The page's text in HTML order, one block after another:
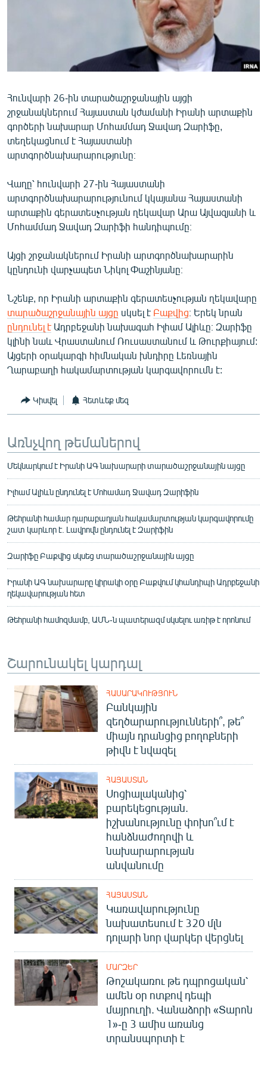
ՄԵԿՆԱԲԱՆՈՒԹՅՈՒՆ
ՏՏ ԵՒ ԻՆՏԵՐՆԵՏ
ԿՈՐՈՆԱՎԻՐՈՒՍ
ԱՐԽԻՎ
ՏԵՍԱՆՅՈՒԹԵՐ
ԲԱՆԱՎԵՃ
ՁԳՏԵԼՈՎ ԼԱՎԱԳՈՒՅՆԻՆ
ՓՈԴՔԱՍԹ
Հայերեն
English
Русский
ՀԵՏԵՎԵՔ ՄԵԶ
«Ազատության» բոլոր կայքերը
Հունվարի 26-ին տարածաշրջանային այցի
շրջանակներում Հայաստան կժամանի Իրանի արտաքին
գործերի նախարար Մոհամմադ Ջավադ Զարիֆը,
տեղեկացնում է Հայաստանի
արտգործնախարարությունը։
Վաղը՝ հունվարի 27-ին Հայաստանի
արտգործնախարարությունում կկայանա Հայաստանի
արտաքին գերատեսչության ղեկավար Արա Այվազյանի և
Մոհամմադ Ջավադ Զարիֆի հանդիպումը։
Այցի շրջանակներում Իրանի արտգործնախարարին
կընդունի վարչապետ Նիկոլ Փաշինյանը։
Նշենք, որ Իրանի արտաքին գերատեսչության ղեկավարը
տարածաշրջանային այցը սկսել է Բաքվից։ Երեկ նրան
ընդունել էԱդրբեջանի նախագահ Իլհամ Ալիևը։ Զարիֆը
կլինի նաև Վրաստանում Ռուսաստանում և Թուրքիայում:
Այցերի օրակարգի հիմնական խնդիրը Լեռնային
Ղարաբաղի հակամարտության կարգավորումն է:
Կիսվել Հետևեք մեզ
Առնչվող թեմաներով
Մեկնարկում է Իրանի ԱԳ նախարարի տարածաշրջանային այցը
Իլհամ Ալիևն ընդունել է Մոհամադ Ջավադ Զարիֆին
Թեհրանի համար ղարաբաղյան հակամարտության կարգավորումը
շատ կարևոր է. Լավրովն ընդունել է Զարիֆին
Զարիֆը Բաքվից սկսեց տարածաշրջանային այցը
Իրանի ԱԳ նախարարը կիրակի օրը Բաքվում կհանդիպի Ադրբեջանի
ղեկավարության հետ
Թեհրանի համոզմամբ, ԱՄՆ-ն պատերազմ սկսելու առիթ է որոնում
Շարունակել կարդալ
ՀԱՍԱՐԱԿՈՒԹՅՈՒՆ
Բանկային
զեղծարարությունների՞, թե՞
միայն դրանցից բողոքների
թիվն է նվազել
ՀԱՅԱՍՏԱՆ
Սոցիալականից՝
բարեկեցության.
իշխանությունը փոխո՞ւմ է
հանձնաժողովի և
նախարարության
անվանումը
ՀԱՅԱՍՏԱՆ
Կառավարությունը
նախատեսում է 320 մլն
դոլարի նոր վարկեր վերցնել
ՄԱՐԶԵՐ
Թոշակառու թե դպրոցական՝
ամեն օր ոտքով դեպի
մայրուղի. Վանաձորի «Տարոն
1»-ը 3 ամիս առանց
տրանսպորտի է